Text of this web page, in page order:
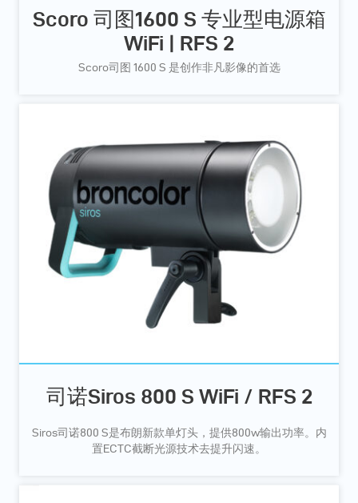
Scoro 司图1600 S 专业型电源箱
WiFi | RFS 2
Scoro司图 1600 S 是创作非凡影像的首选
司诺Siros 800 S WiFi / RFS 2
Siros司诺800 S是布朗新款单灯头，提供800w输出功率。内
置ECTC截断光源技术去提升闪速。